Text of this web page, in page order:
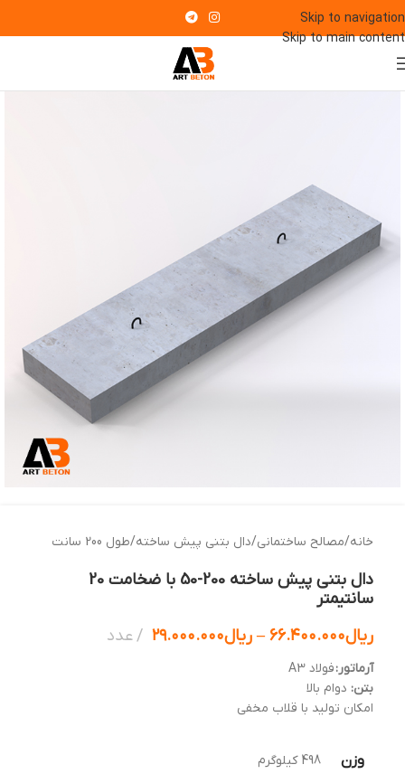
Skip to navigation
Skip to main content
خانه/مصالح ساختمانی/دال بتنی پیش ساخته/طول 200 سانت
دال بتنی پیش ساخته 200-50 با ضخامت 20
سانتیمتر
ریال۶۶.۴۰۰.۰۰۰ – ریال۲۹.۰۰۰.۰۰۰ عدد
آرماتور:فولاد A3
بتن: دوام بالا
امکان تولید با قلاب مخفی
وزن 498 کیلوگرم